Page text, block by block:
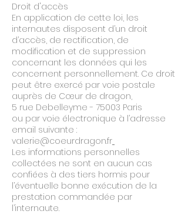
Droit d'accès
En application de cette loi, les
internautes disposent d’un droit
d’accès, de rectification, de
modification et de suppression
concernant les données qui les
concernent personnellement. Ce droit
peut être exercé par voie postale
auprès de Cœur de dragon,
5 rue Debelleyme - 75003 Paris
ou par voie électronique à l’adresse
email suivante :
valerie@coeurdragon.fr
Les informations personnelles
collectées ne sont en aucun cas
confiées à des tiers hormis pour
l’éventuelle bonne exécution de la
prestation commandée par
l’internaute.